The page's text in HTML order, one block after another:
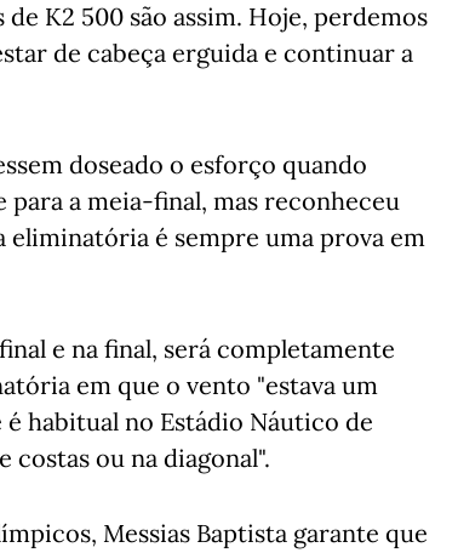
K2 500 são assim. Hoje, perdemos
de cabeça erguida e continuar a
doseado o esforço quando
a meia-final, mas reconheceu
é sempre uma prova em
e na final, será completamente
em que o vento "estava um
habitual no Estádio Náutico de
ou na diagonal".
Messias Baptista garante que